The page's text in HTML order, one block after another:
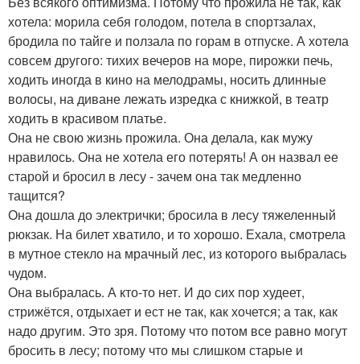
хотела: морила себя голодом, потела в спортзалах,
бродила по тайге и ползала по горам в отпуске. А хотела
совсем другого: тихих вечеров на море, пирожки печь,
ходить иногда в кино на мелодрамы, носить длинные
волосы, на диване лежать изредка с книжкой, в театр
ходить в красивом платье.
Она не свою жизнь прожила. Она делала, как мужу
нравилось. Она не хотела его потерять! А он назвал ее
старой и бросил в лесу - зачем она так медленно
тащится?
Она дошла до электрички; бросила в лесу тяжеленный
рюкзак. На билет хватило, и то хорошо. Ехала, смотрела
в мутное стекло на мрачный лес, из которого выбралась
чудом.
Она выбралась. А кто-то нет. И до сих пор худеет,
стрижётся, отдыхает и ест не так, как хочется; а так, как
надо другим. Это зря. Потому что потом все равно могут
бросить в лесу; потому что мы слишком старые и